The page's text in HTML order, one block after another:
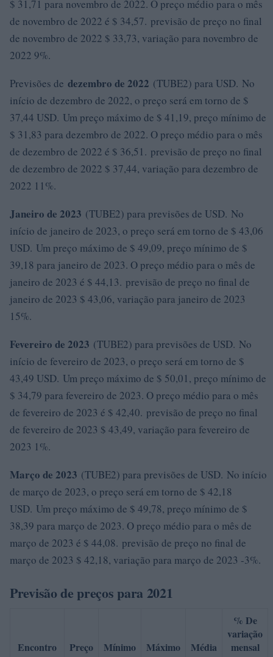
$ 31,71 para novembro de 2022. O preço médio para o mês
de novembro de 2022 é $ 34,57. previsão de preço no final
de novembro de 2022 $ 33,73, variação para novembro de
2022 9%.
Previsões de dezembro de 2022 (TUBE2) para USD. No
início de dezembro de 2022, o preço será em torno de $
37,44 USD. Um preço máximo de $ 41,19, preço mínimo de
$ 31,83 para dezembro de 2022. O preço médio para o mês
de dezembro de 2022 é $ 36,51. previsão de preço no final
de dezembro de 2022 $ 37,44, variação para dezembro de
2022 11%.
Janeiro de 2023 (TUBE2) para previsões de USD. No
início de janeiro de 2023, o preço será em torno de $ 43,06
USD. Um preço máximo de $ 49,09, preço mínimo de $
39,18 para janeiro de 2023. O preço médio para o mês de
janeiro de 2023 é $ 44,13. previsão de preço no final de
janeiro de 2023 $ 43,06, variação para janeiro de 2023
15%.
Fevereiro de 2023 (TUBE2) para previsões de USD. No
início de fevereiro de 2023, o preço será em torno de $
43,49 USD. Um preço máximo de $ 50,01, preço mínimo de
$ 34,79 para fevereiro de 2023. O preço médio para o mês
de fevereiro de 2023 é $ 42,40. previsão de preço no final
de fevereiro de 2023 $ 43,49, variação para fevereiro de
2023 1%.
Março de 2023 (TUBE2) para previsões de USD. No início
de março de 2023, o preço será em torno de $ 42,18
USD. Um preço máximo de $ 49,78, preço mínimo de $
38,39 para março de 2023. O preço médio para o mês de
março de 2023 é $ 44,08. previsão de preço no final de
março de 2023 $ 42,18, variação para março de 2023 -3%.
Previsão de preços para 2021
Encontro Preço Mínimo Máximo Média
% De
variação
mensal